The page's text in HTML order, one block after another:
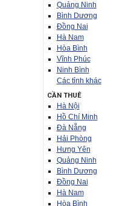
Quảng Ninh
Bình Dương
Đồng Nai
Hà Nam
Hòa Bình
Vĩnh Phúc
Ninh Bình
Các tỉnh khác
CẦN THUÊ
Hà Nội
Hồ Chí Minh
Đà Nẵng
Hải Phòng
Hưng Yên
Quảng Ninh
Bình Dương
Đồng Nai
Hà Nam
Hòa Bình